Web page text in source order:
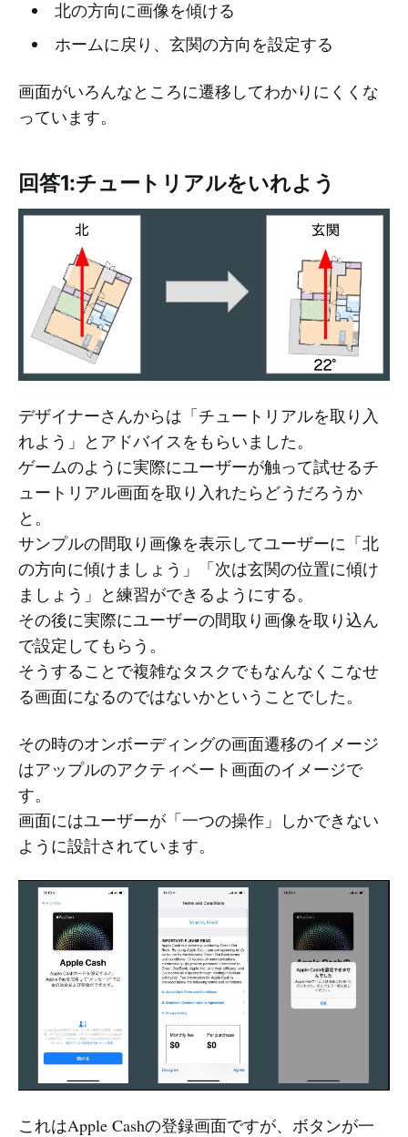
北の方向に画像を傾ける
ホームに戻り、玄関の方向を設定する
画面がいろんなところに遷移してわかりにくくな
っています。
回答1:チュートリアルをいれよう
デザイナーさんからは「チュートリアルを取り入
れよう」とアドバイスをもらいました。
ゲームのように実際にユーザーが触って試せるチ
ュートリアル画面を取り入れたらどうだろうか
と。
サンプルの間取り画像を表示してユーザーに「北
の方向に傾けましょう」「次は玄関の位置に傾け
ましょう」と練習ができるようにする。
その後に実際にユーザーの間取り画像を取り込ん
で設定してもらう。
そうすることで複雑なタスクでもなんなくこなせ
る画面になるのではないかということでした。
その時のオンボーディングの画面遷移のイメージ
はアップルのアクティベート画面のイメージで
す。
画面にはユーザーが「一つの操作」しかできない
ように設計されています。
これはApple Cashの登録画面ですが、ボタンが一